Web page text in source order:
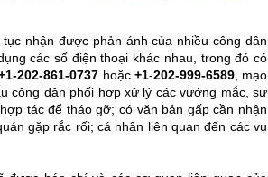
nhận được phản ánh của nhiều công dân
các số điện thoại khác nhau, trong đó có
202-861-0737 hoặc +1-202-999-6589, mạo
công dân phối hợp xử lý các vướng mắc, sự
tác để tháo gỡ; có văn bản gấp cần nhận
gặp rắc rối; cá nhân liên quan đến các vụ